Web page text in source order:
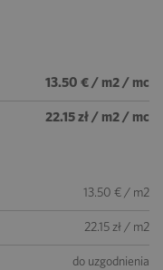
13.50 € / m2 / mc
22.15 zł / m2 / mc
13.50 € / m2
22.15 zł / m2
do uzgodnienia